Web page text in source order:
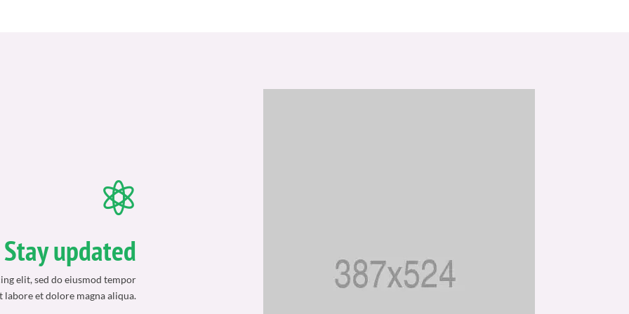

Stay updated
elit, sed do eiusmod tempor
et dolore magna aliqua.